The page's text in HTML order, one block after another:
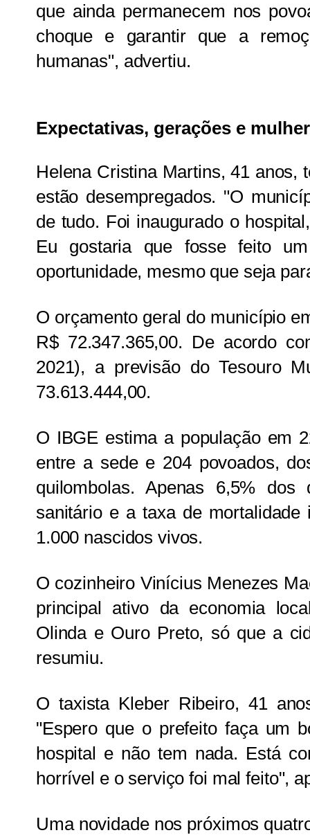
que ainda permanecem nos
choque e garantir que a
humanas", advertiu.
Expectativas, gerações e
Helena Cristina Martins, 41 anos,
estão desempregados. "O
de tudo. Foi inaugurado o
Eu gostaria que fosse feito
oportunidade, mesmo que seja
O orçamento geral do município
R$ 72.347.365,00. De acordo
2021), a previsão do Tesouro
73.613.444,00.
O IBGE estima a população em
entre a sede e 204 povoados,
quilombolas. Apenas 6,5% dos
sanitário e a taxa de
1.000 nascidos vivos.
O cozinheiro Vinícius Menezes
principal ativo da economia
Olinda e Ouro Preto, só que a
resumiu.
O taxista Kleber Ribeiro, 41
"Espero que o prefeito faça um
hospital e não tem nada. Está
horrível e o serviço foi mal feito",
Uma novidade nos próximos